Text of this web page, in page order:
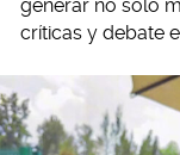
generar no solo
críticas y debate